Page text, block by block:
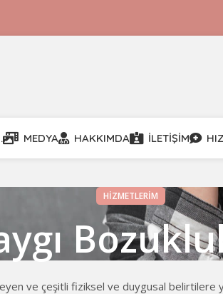
MEDYA HAKKIMDA İLETIŞIM
HIZMETLERIM
ve çeşitli fiziksel ve duygusal belirtilere